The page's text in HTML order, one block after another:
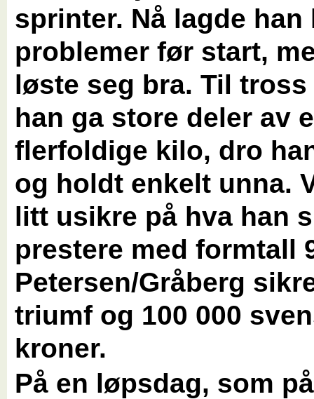
sprinter. Nå lagde han
problemer før start,
løste seg bra. Til
han ga store deler av
flerfoldige kilo, dro
og holdt enkelt unna.
litt usikre på hva han
prestere med formtall
Petersen/Gråberg
triumf og 100 000
kroner.
På en løpsdag, som på